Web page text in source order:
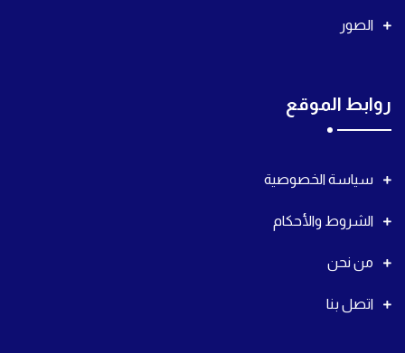
الصور
روابط الموقع
سياسة الخصوصية
الشروط والأحكام
من نحن
اتصل بنا